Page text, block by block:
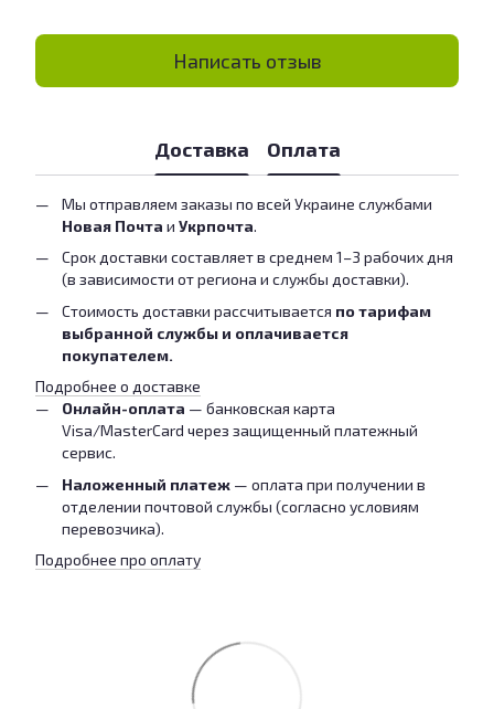
Написать отзыв
Доставка Оплата
Мы отправляем заказы по всей Украине службами
Новая Почта и Укрпочта.
Срок доставки составляет в среднем 1–3 рабочих дня
(в зависимости от региона и службы доставки).
Стоимость доставки рассчитывается по тарифам
выбранной службы и оплачивается
покупателем.
Подробнее о доставке
Онлайн-оплата — банковская карта
Visa/MasterCard через защищенный платежный
сервис.
Наложенный платеж — оплата при получении в
отделении почтовой службы (согласно условиям
перевозчика).
Подробнее про оплату